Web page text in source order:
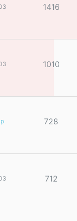
1416
1010
728
712